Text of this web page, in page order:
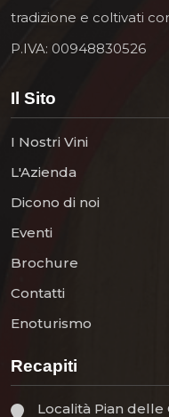
tradizione e coltivati
P.IVA: 00948830526
Il Sito
I Nostri Vini
L'Azienda
Dicono di noi
Eventi
Brochure
Contatti
Enoturismo
Recapiti
Località Pian delle